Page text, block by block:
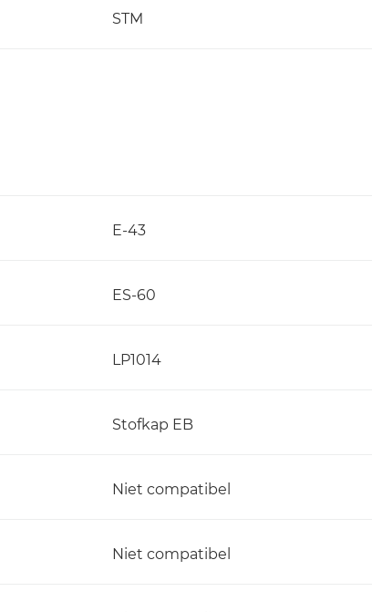
STM
E-43
ES-60
LP1014
Stofkap EB
Niet compatibel
Niet compatibel